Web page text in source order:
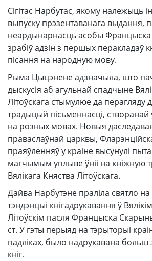
Сігітас Нарбутас, якому належыць
выпуску прэзентаванага выдання,
неардынарнасць асобы Францыска
зрабіў адзін з першых перакладаў
пісання на народную мову.
Рыма Цыцэнене адзначыла, што
дыскусія аб агульнай спадчыне
Літоўскага стымулюе да перагляду
традыцый пісьменнасці, створанай
на розных мовах. Новыя
праваслаўнай царквы,
праяўленняў у краіне высунулі
магчымым уплыве ўніі на кніжную
Вялікага Княства Літоўскага.
Дайва Нарбутэне праліла святло
тэндэнцыі кнігадрукавання ў
Літоўскім пасля Францыска
ст. У гэты перыяд на тэрыторыі
падліках, было надрукавана больш
кніг.